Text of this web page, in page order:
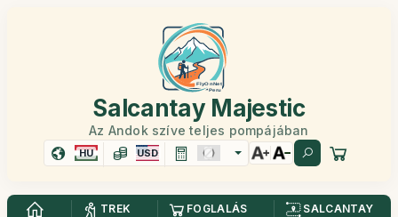
Salcantay Majestic
Az Andok szíve teljes pompájában
HU USD
TREK FOGLALÁS
SALCANTAY